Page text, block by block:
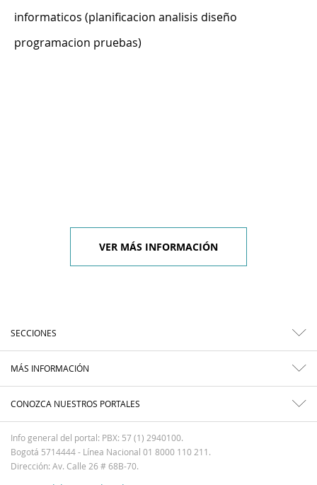
informaticos (planificacion analisis diseño
programacion pruebas)
VER MÁS INFORMACIÓN
SECCIONES
MÁS INFORMACIÓN
CONOZCA NUESTROS PORTALES
Info general del portal: PBX: 57 (1) 2940100.
Bogotá 5714444 - Línea Nacional 01 8000 110 211.
Dirección: Av. Calle 26 # 68B-70.